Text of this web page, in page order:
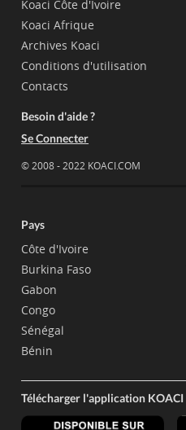
Koaci Côte d'Ivoire
Koaci Afrique
Archives Koaci
Conditions d'utilisation
Contacts
Besoin d'aide ?
Se Connecter
© 2008 - 2022 KOACI.COM
Pays
Côte d'Ivoire
Burkina Faso
Gabon
Congo
Sénégal
Bénin
Télécharger l'application KOACI